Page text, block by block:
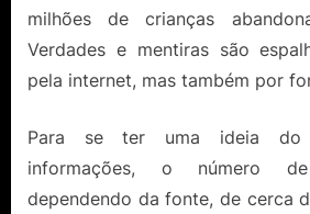
milhões de crianças
Verdades e mentiras são
pela internet, mas também por
Para se ter uma ideia do
informações, o número
dependendo da fonte, de cerca